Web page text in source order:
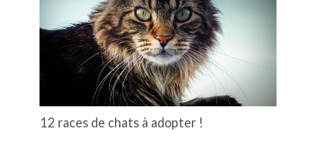
12 races de chats à adopter !